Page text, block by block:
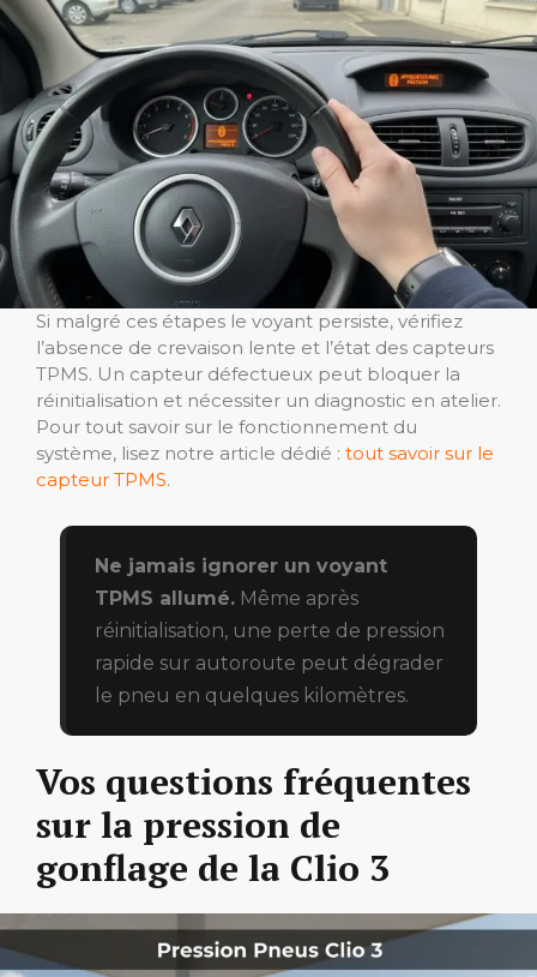
Si malgré ces étapes le voyant persiste, vérifiez
l’absence de crevaison lente et l’état des capteurs
TPMS. Un capteur défectueux peut bloquer la
réinitialisation et nécessiter un diagnostic en atelier.
Pour tout savoir sur le fonctionnement du
système, lisez notre article dédié : tout savoir sur le
capteur TPMS.
Ne jamais ignorer un voyant
TPMS allumé. Même après
réinitialisation, une perte de pression
rapide sur autoroute peut dégrader
le pneu en quelques kilomètres.
Vos questions fréquentes
sur la pression de
gonflage de la Clio 3